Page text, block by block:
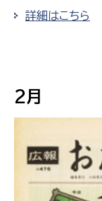
詳細はこちら
2月